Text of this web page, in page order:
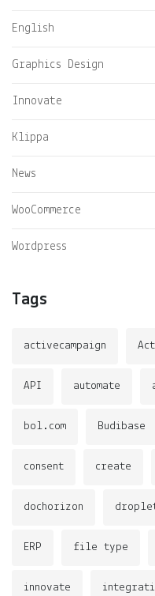
English
Graphics Design
Innovate
Klippa
News
WooCommerce
Wordpress
Tags
activecampaign
API automate
bol.com Budibase
consent create
dochorizon
ERP file type
innovate